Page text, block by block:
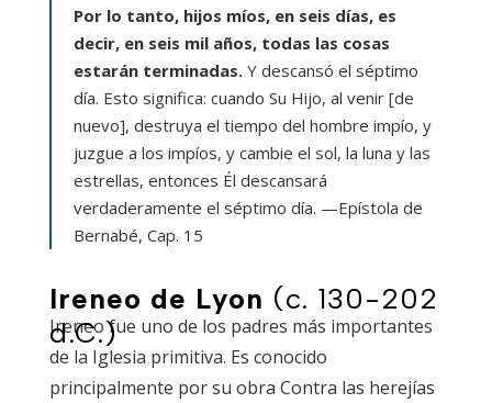
Por lo tanto, hijos míos, en seis días, es
decir, en seis mil años, todas las cosas
estarán terminadas.Y descansó el séptimo
día. Esto significa: cuando Su Hijo, al venir [de
nuevo], destruya el tiempo del hombre impío, y
juzgue a los impíos, y cambie el sol, la luna y las
estrellas, entonces Él descansará
verdaderamente el séptimo día. —Epístola de
Bernabé, Cap. 15
Ireneo de Lyon (c. 130-202
d.C.)
Ireneo fue uno de los padres más importantes
de la Iglesia primitiva. Es conocido
principalmente por su obra Contra las herejías